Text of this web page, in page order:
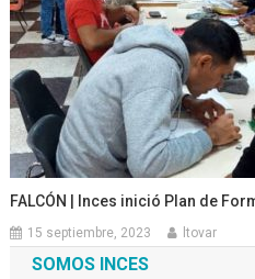
FALCÓN | Inces inició Plan de
15 septiembre, 2023 ltovar
SOMOS INCES